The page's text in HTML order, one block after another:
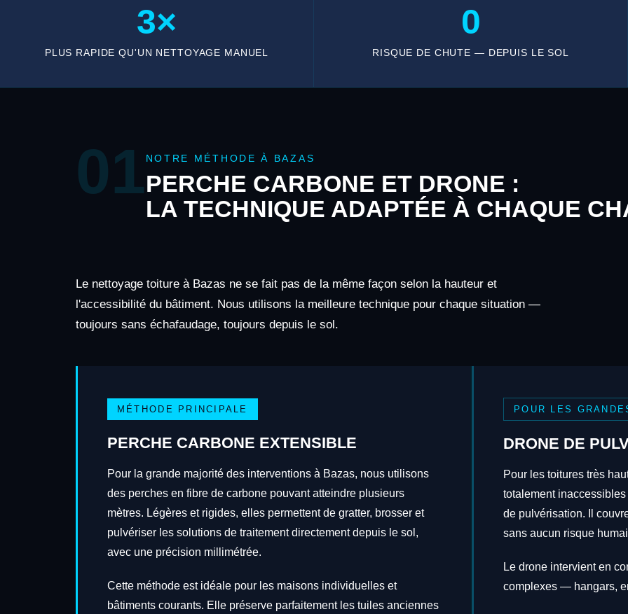
3×
PLUS RAPIDE QU'UN NETTOYAGE MANUEL
0
RISQUE DE CHUTE — DEPUIS LE SOL
01 NOTRE MÉTHODE À BAZAS
PERCHE CARBONE ET DRONE :
LA TECHNIQUE ADAPTÉE À CHAQUE
Le nettoyage toiture à Bazas ne se fait pas de la même façon selon la hauteur et
l'accessibilité du bâtiment. Nous utilisons la meilleure technique pour chaque situation —
toujours sans échafaudage, toujours depuis le sol.
MÉTHODE PRINCIPALE
PERCHE CARBONE EXTENSIBLE
Pour la grande majorité des interventions à Bazas, nous utilisons
des perches en fibre de carbone pouvant atteindre plusieurs
mètres. Légères et rigides, elles permettent de gratter, brosser et
pulvériser les solutions de traitement directement depuis le sol,
avec une précision millimétrée.
Cette méthode est idéale pour les maisons individuelles et
bâtiments courants. Elle préserve parfaitement les tuiles anciennes
POUR LES
DRONE DE
Pour les toitures très
totalement
de pulvérisation. Il
sans aucun risque
Le drone intervient en
complexes — hangars,